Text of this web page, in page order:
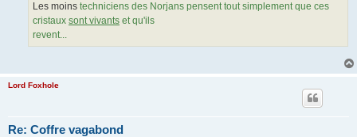
Les moins techniciens des Norjans pensent tout simplement que ces
cristaux sont vivants et qu'ils
revent...
Lord Foxhole
Re: Coffre vagabond